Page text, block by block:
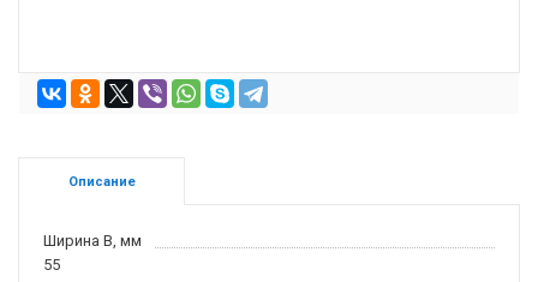
Описание
Ширина B, мм
55